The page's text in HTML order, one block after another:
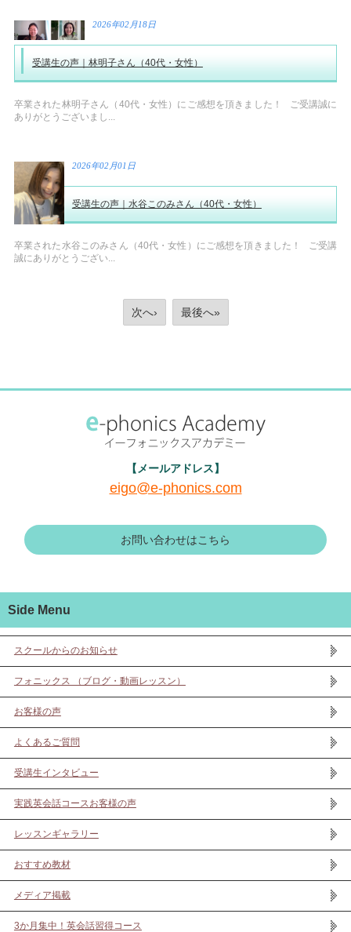
2026年02月18日
受講生の声｜林明子さん（40代・女性）
卒業された林明子さん（40代・女性）にご感想を頂きました！ ご受講誠に
ありがとうございまし...
2026年02月01日
受講生の声｜水谷このみさん（40代・女性）
卒業された水谷このみさん（40代・女性）にご感想を頂きました！ ご受講
誠にありがとうござい...
次へ› 最後へ»
【メールアドレス】
eigo@e-phonics.com
お問い合わせはこちら
Side Menu
スクールからのお知らせ
フォニックス （ブログ・動画レッスン）
お客様の声
よくあるご質問
受講生インタビュー
実践英会話コースお客様の声
レッスンギャラリー
おすすめ教材
メディア掲載
3か月集中！英会話習得コース